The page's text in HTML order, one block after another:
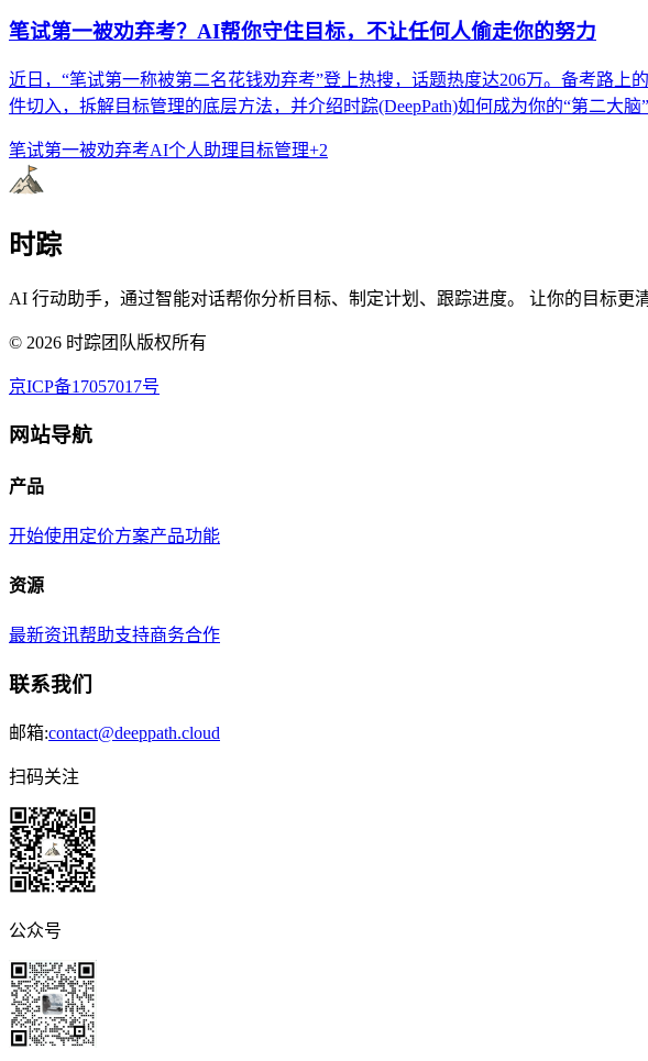
笔试第一被劝弃考？AI帮你守住目标，不让任何人偷走你的努力
近日，“笔试第一称被第二名花钱劝弃考”登上热搜，话题热度达206万。备考路
件切入，拆解目标管理的底层方法，并介绍时踪(DeepPath)如何成为你的“第二大脑
笔试第一被劝弃考AI个人助理 目标管理+2
时踪
AI 行动助手，通过智能对话帮你分析目标、制定计划、跟踪进度。 让你的目标更
© 2026 时踪团队版权所有
京ICP备17057017号
网站导航
产品
开始使用 定价方案产品功能
资源
最新资讯帮助支持商务合作
联系我们
邮箱:contact@deeppath.cloud
扫码关注
公众号